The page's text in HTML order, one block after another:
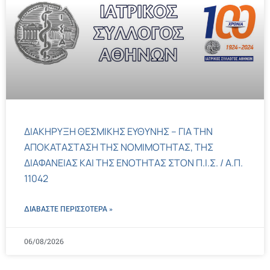
ΔΙΑΚΗΡΥΞΗ ΘΕΣΜΙΚΗΣ ΕΥΘΥΝΗΣ – ΓΙΑ ΤΗΝ
ΑΠΟΚΑΤΑΣΤΑΣΗ ΤΗΣ ΝΟΜΙΜΟΤΗΤΑΣ, ΤΗΣ
ΔΙΑΦΑΝΕΙΑΣ ΚΑΙ ΤΗΣ ΕΝΟΤΗΤΑΣ ΣΤΟΝ Π.Ι.Σ. / Α.Π.
11042
ΔΙΑΒΑΣΤΕ ΠΕΡΙΣΣΌΤΕΡΑ »
06/08/2026